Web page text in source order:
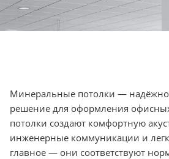
Минеральные потолки —
решение для оформления
потолки создают комфортную
инженерные коммуникации и
главное — они соответствуют